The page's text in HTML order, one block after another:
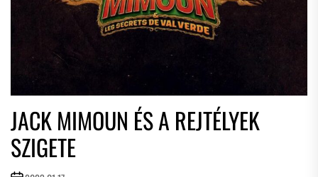
JACK MIMOUN ÉS A REJTÉLYEK
SZIGETE